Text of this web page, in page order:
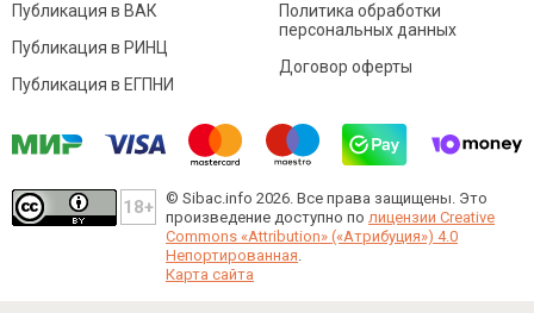
Публикация в ВАК
Публикация в РИНЦ
Публикация в ЕГПНИ
Политика обработки
персональных данных
Договор оферты
© Sibac.info 2026. Все права защищены. Это
произведение доступно по лицензии Creative
Commons «Attribution» («Атрибуция») 4.0
Непортированная.
Карта сайта